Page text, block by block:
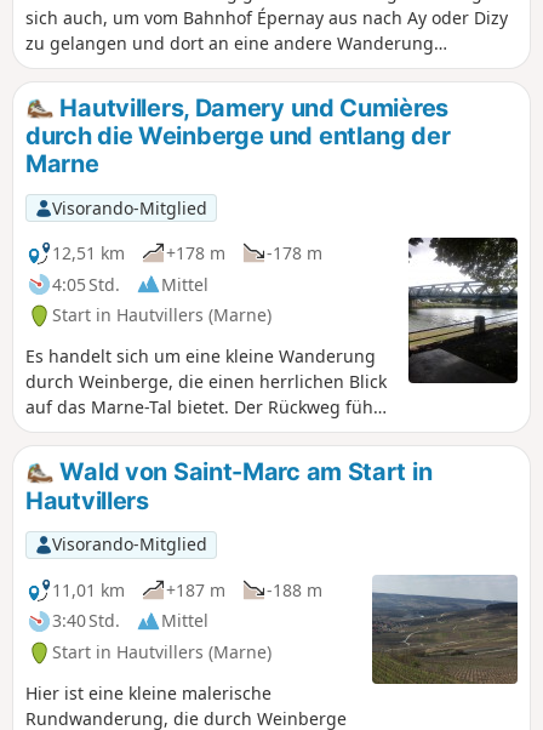
sich auch, um vom Bahnhof Épernay aus nach Ay oder Dizy
zu gelangen und dort an eine andere Wanderung
anzuschließen – ideal für Wanderer, die mit dem TER
anreisen. Um diese Route von Épernay aus zu beginnen,
sollte man nicht am Bahnhof starten, wenn man mit dem
Auto unterwegs ist, sondern lieber in Aÿ oder Dizy, wo man
problemlos parken kann. Am besten ist es, zu Fuß zu
kommen.
Hautvillers, Damery und Cumières
durch die Weinberge und entlang der
Marne
Visorando-Mitglied
12,51 km
+178 m
-178 m
4:05 Std.
Mittel
Start in Hautvillers (Marne)
Es handelt sich um eine kleine Wanderung
durch Weinberge, die einen herrlichen Blick
auf das Marne-Tal bietet. Der Rückweg führt
über einen angenehmen Weg entlang des
Flusses.Wald von Saint-Marc am Start in
Hautvillers
Visorando-Mitglied
11,01 km
+187 m
-188 m
3:40 Std.
Mittel
Start in Hautvillers (Marne)
Hier ist eine kleine malerische
Rundwanderung, die durch Weinberge